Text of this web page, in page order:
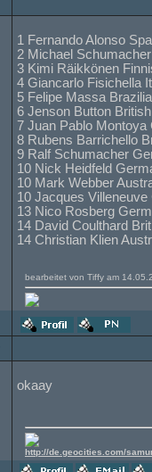
1 Fernando Alonso
2 Michael
3 Kimi Räikkönen
4 Giancarlo Fisichella
5 Felipe Massa
6 Jenson Button
7 Juan Pablo
8 Rubens Barrichello
9 Ralf Schumacher
10 Nick Heidfeld
10 Mark Webber
10 Jacques
13 Nico Rosberg
14 David Coulthard
14 Christian Klien
bearbeitet von Tiffy am
okaay
http://de.geocities.com/